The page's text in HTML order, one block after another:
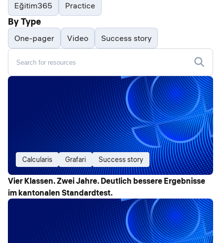
Eğitim365 Practice
By Type
One-pager Video Success story
Calcularis Grafari Success story
Vier Klassen. Zwei Jahre. Deutlich bessere Ergebnisse
im kantonalen Standardtest.